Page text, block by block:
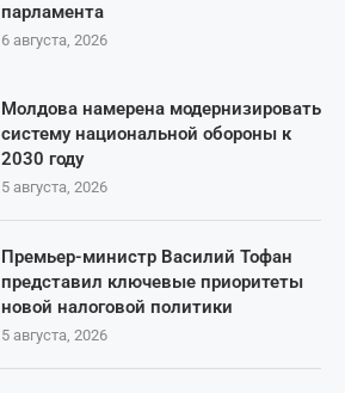
парламента
6 августа, 2026
Молдова намерена модернизировать
систему национальной обороны к
2030 году
5 августа, 2026
Премьер-министр Василий Тофан
представил ключевые приоритеты
новой налоговой политики
5 августа, 2026